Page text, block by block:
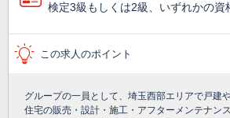
検定3級もしくは2級、いずれかの
この求人のポイント
グループの一員として、埼玉西部エリアで戸建
住宅の販売・設計・施工・アフターメンテナン